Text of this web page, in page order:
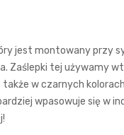
jest montowany przy
Zaślepki tej używamy
w czarnych
wpasowuje się w